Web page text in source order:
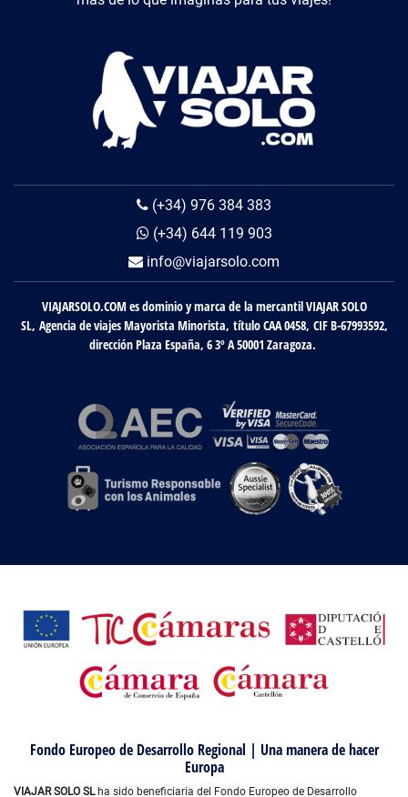
(+34) 976 384 383
(+34) 644 119 903
info@viajarsolo.com
VIAJARSOLO.COM es dominio y marca de la mercantil VIAJAR SOLO
SL, Agencia de viajes Mayorista Minorista, título CAA 0458, CIF B-67993592,
dirección Plaza España, 6 3º A 50001 Zaragoza.
Fondo Europeo de Desarrollo Regional | Una manera de hacer
Europa
VIAJAR SOLO SLha sido beneficiaria del Fondo Europeo de Desarrollo